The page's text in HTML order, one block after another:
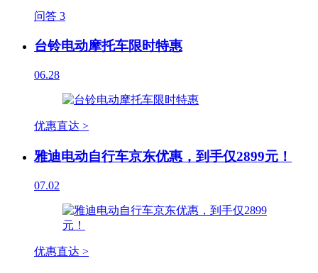
问答 3
台铃电动摩托车限时特惠
06.28
优惠直达 >
雅迪电动自行车京东优惠，到手仅2899元！
07.02
优惠直达 >